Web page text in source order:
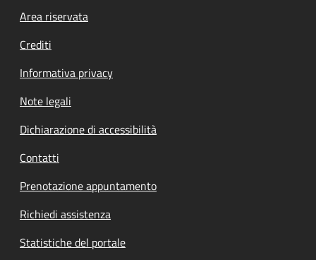
Footer menu
Area riservata
Crediti
Informativa privacy
Note legali
Dichiarazione di accessibilità
Contatti
Prenotazione appuntamento
Richiedi assistenza
Statistiche del portale